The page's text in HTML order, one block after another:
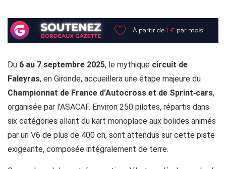
Du 6 au 7 septembre 2025, le mythique circuit de
Faleyras, en Gironde, accueillera une étape majeure du
Championnat de France d’Autocross et de Sprint‑cars,
organisée par l’ASACAF. Environ 250 pilotes, répartis dans
six catégories allant du kart monoplace aux bolides animés
par un V6 de plus de 400 ch, sont attendus sur cette piste
exigeante, composée intégralement de terre.